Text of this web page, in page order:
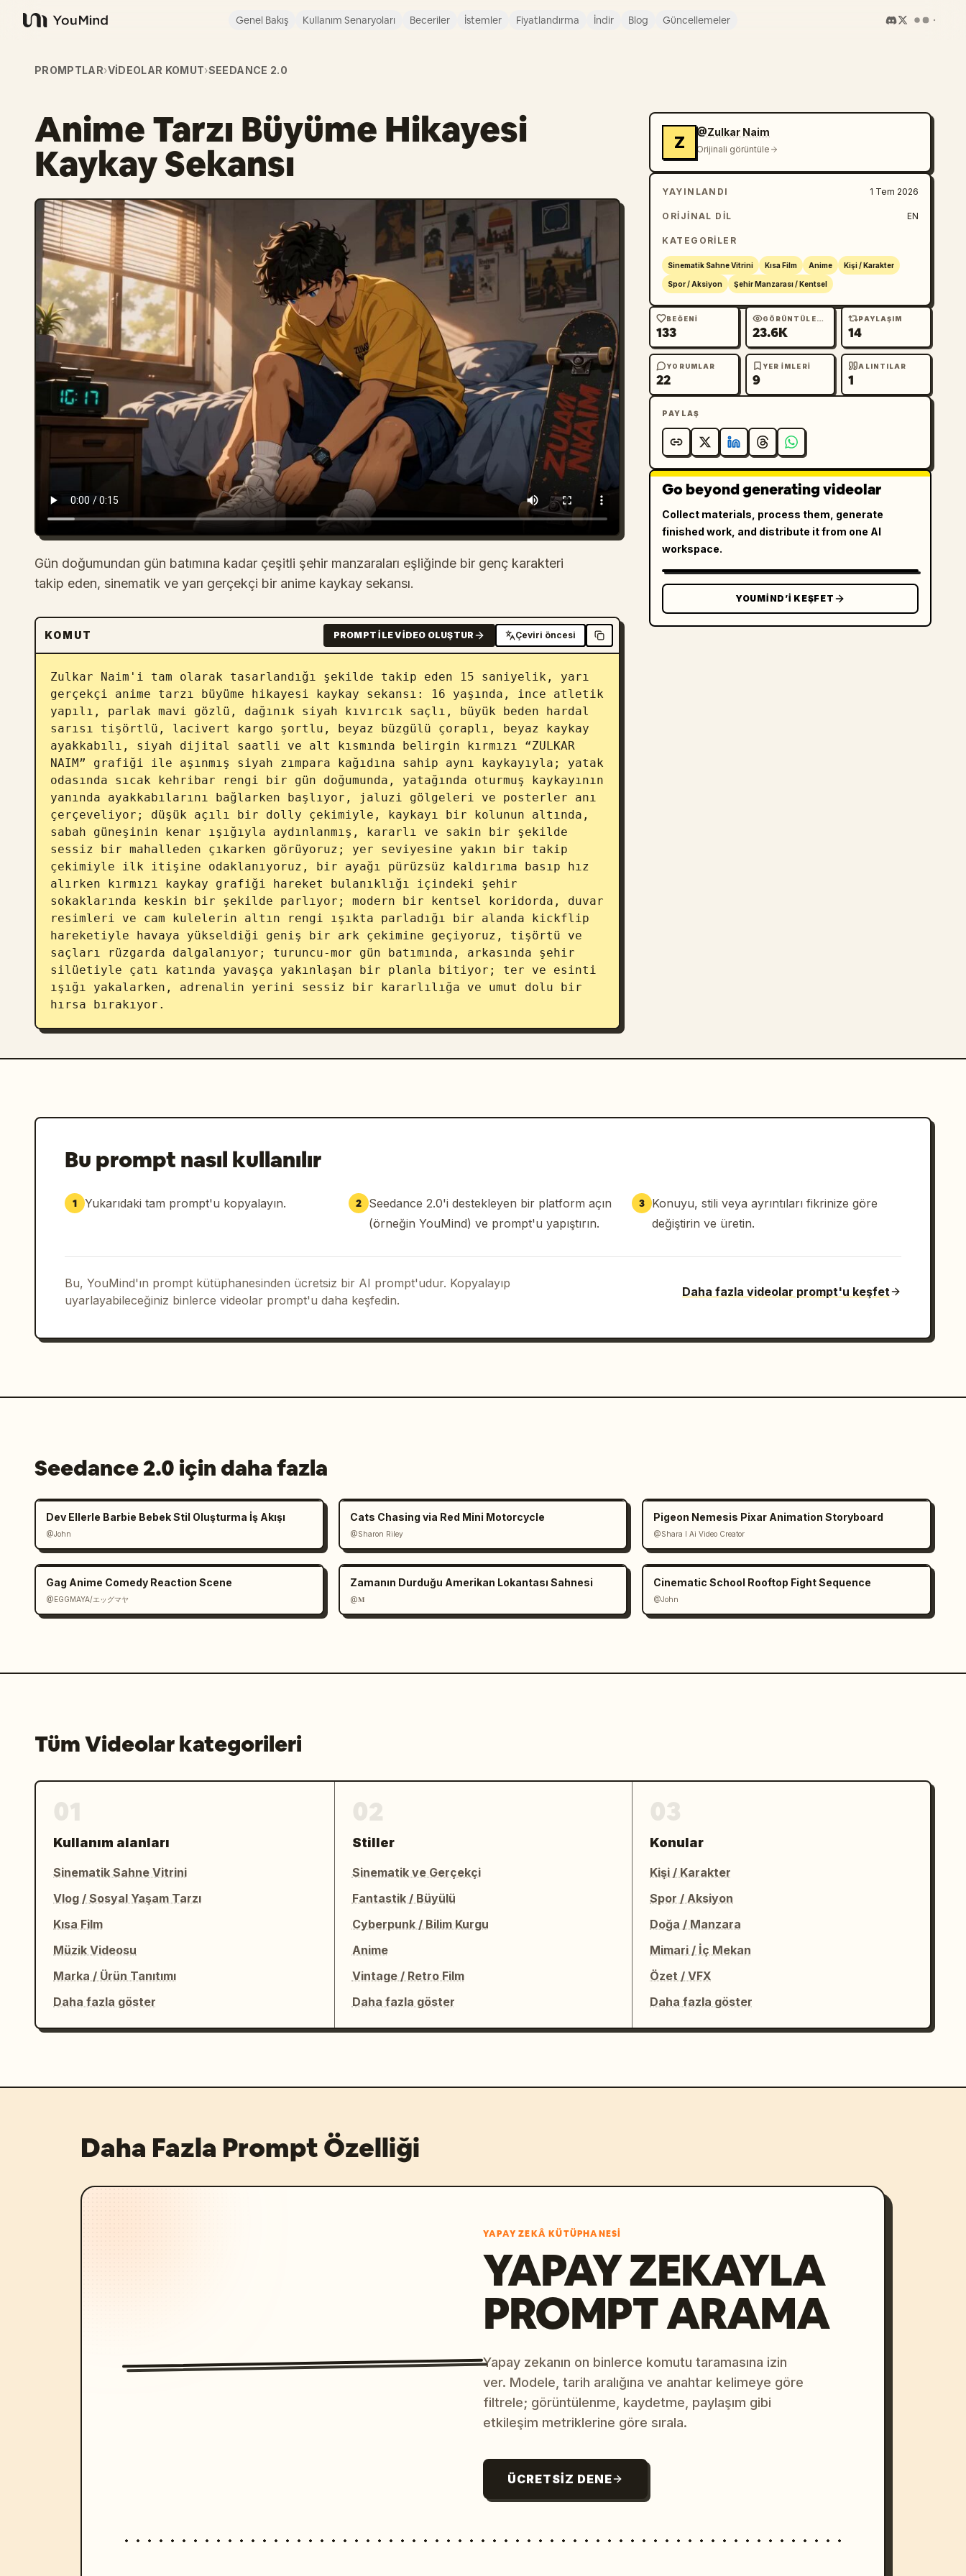
YouMind
Genel Bakış Kullanım Senaryoları Beceriler İstemler Fiyatlandırma İndir Blog Güncellemeler
PROMPTLAR›VIDEOLAR KOMUT›SEEDANCE 2.0
Anime Tarzı Büyüme Hikayesi
Kaykay Sekansı
Gün doğumundan gün batımına kadar çeşitli şehir manzaraları eşliğinde bir genç karakteri
takip eden, sinematik ve yarı gerçekçi bir anime kaykay sekansı.
KOMUT PROMPT ILE VIDEO OLUŞTUR Çeviri öncesi
Zulkar Naim'i tam olarak tasarlandığı şekilde takip eden 15 saniyelik, yarı
gerçekçi anime tarzı büyüme hikayesi kaykay sekansı: 16 yaşında, ince atletik
yapılı, parlak mavi gözlü, dağınık siyah kıvırcık saçlı, büyük beden hardal
sarısı tişörtlü, lacivert kargo şortlu, beyaz büzgülü çoraplı, beyaz kaykay
ayakkabılı, siyah dijital saatli ve alt kısmında belirgin kırmızı “ZULKAR
NAIM” grafiği ile aşınmış siyah zımpara kağıdına sahip aynı kaykayıyla; yatak
odasında sıcak kehribar rengi bir gün doğumunda, yatağında oturmuş kaykayının
yanında ayakkabılarını bağlarken başlıyor, jaluzi gölgeleri ve posterler anı
çerçeveliyor; düşük açılı bir dolly çekimiyle, kaykayı bir kolunun altında,
sabah güneşinin kenar ışığıyla aydınlanmış, kararlı ve sakin bir şekilde
sessiz bir mahalleden çıkarken görüyoruz; yer seviyesine yakın bir takip
çekimiyle ilk itişine odaklanıyoruz, bir ayağı pürüzsüz kaldırıma basıp hız
alırken kırmızı kaykay grafiği hareket bulanıklığı içindeki şehir
sokaklarında keskin bir şekilde parlıyor; modern bir kentsel koridorda, duvar
resimleri ve cam kulelerin altın rengi ışıkta parladığı bir alanda kickflip
hareketiyle havaya yükseldiği geniş bir ark çekimine geçiyoruz, tişörtü ve
saçları rüzgarda dalgalanıyor; turuncu-mor gün batımında, arkasında şehir
silüetiyle çatı katında yavaşça yakınlaşan bir planla bitiyor; ter ve esinti
ışığı yakalarken, adrenalin yerini sessiz bir kararlılığa ve umut dolu bir
hırsa bırakıyor.
Z
@Zulkar Naim
Orijinali görüntüle
YAYINLANDI 1 Tem 2026
ORIJINAL DIL EN
KATEGORILER
Sinematik Sahne Vitrini Kısa Film Anime Kişi / Karakter
Spor / Aksiyon Şehir Manzarası / Kentsel
BEĞENI
133
GÖRÜNTÜLEME
23.6K
PAYLAŞIM
14
YORUMLAR
22
YER IMLERI
9
ALINTILAR
1
PAYLAŞ
Go beyond generating videolar
Collect materials, process them, generate
finished work, and distribute it from one AI
workspace.
YOUMIND’I KEŞFET
Bu prompt nasıl kullanılır
1 Yukarıdaki tam prompt'u kopyalayın. 2 Seedance 2.0'i destekleyen bir platform açın
(örneğin YouMind) ve prompt'u yapıştırın.
3
Konuyu, stili veya ayrıntıları fikrinize göre
değiştirin ve üretin.
Bu, YouMind'ın prompt kütüphanesinden ücretsiz bir AI prompt'udur. Kopyalayıp
uyarlayabileceğiniz binlerce videolar prompt'u daha keşfedin.
Daha fazla videolar prompt'u keşfet
Seedance 2.0 için daha fazla
Dev Ellerle Barbie Bebek Stil Oluşturma İş Akışı
@John
Cats Chasing via Red Mini Motorcycle
@Sharon Riley
Pigeon Nemesis Pixar Animation Storyboard
@Shara I Ai Video Creator
Gag Anime Comedy Reaction Scene
@EGGMAYA/エッグマヤ
Zamanın Durduğu Amerikan Lokantası Sahnesi
@𝐌
Cinematic School Rooftop Fight Sequence
@John
Tüm Videolar kategorileri
Kullanım alanları
Sinematik Sahne Vitrini
Vlog / Sosyal Yaşam Tarzı
Kısa Film
Müzik Videosu
Marka / Ürün Tanıtımı
Daha fazla göster
Stiller
Sinematik ve Gerçekçi
Fantastik / Büyülü
Cyberpunk / Bilim Kurgu
Anime
Vintage / Retro Film
Daha fazla göster
Konular
Kişi / Karakter
Spor / Aksiyon
Doğa / Manzara
Mimari / İç Mekan
Özet / VFX
Daha fazla göster
Daha Fazla Prompt Özelliği
YAPAY ZEKÂ KÜTÜPHANESI
YAPAY ZEKAYLA
PROMPT ARAMA
Yapay zekanın on binlerce komutu taramasına izin
ver. Modele, tarih aralığına ve anahtar kelimeye göre
filtrele; görüntülenme, kaydetme, paylaşım gibi
etkileşim metriklerine göre sırala.
ÜCRETSIZ DENE